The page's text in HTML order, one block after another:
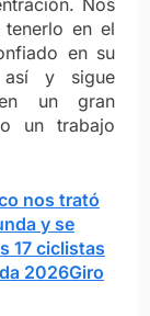
Nos
en el
en su
así y sigue
en un gran
un trabajo
nos trató
y se
17 ciclistas
2026Giro